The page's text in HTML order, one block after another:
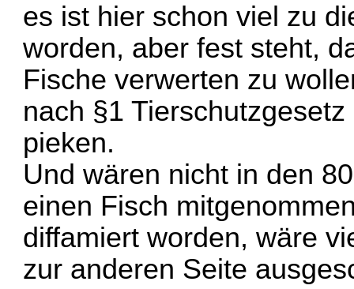
es ist hier schon viel zu
worden, aber fest steht,
Fische verwerten zu
nach §1
pieken.
Und wären nicht in den
einen Fisch
diffamiert worden, wäre
zur anderen Seite